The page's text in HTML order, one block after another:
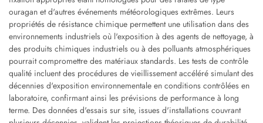
ouragan et d'autres événements météorologiques extrêmes. Leurs
propriétés de résistance chimique permettent une utilisation dans des
environnements industriels où l'exposition à des agents de nettoyage, à
des produits chimiques industriels ou à des polluants atmosphériques
pourrait compromettre des matériaux standards. Les tests de contrôle
qualité incluent des procédures de vieillissement accéléré simulant des
décennies d'exposition environnementale en conditions contrôlées en
laboratoire, confirmant ainsi les prévisions de performance à long
terme. Des données d'essais sur site, issues d'installations couvrant